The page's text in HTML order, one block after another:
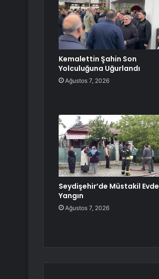
Kemalettin Şahin Son
Yolculuğuna Uğurlandı
Ağustos 7, 2026
Seydişehir’de Müstakil Evde
Yangın
Ağustos 7, 2026